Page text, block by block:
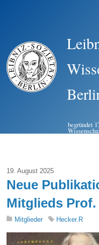
begründet
19. August 2025
Neue
Mitglieds
Mitglieder Hecker.R